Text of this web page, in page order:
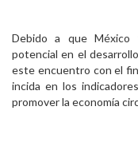
Visitantes
Debido a que México
potencial en el
este encuentro con el
incida en los
promover la economía